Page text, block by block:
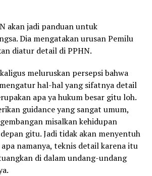
akan jadi panduan untuk
Dia mengatakan urusan Pemilu
diatur detail di PPHN.
meluruskan persepsi bahwa
hal-hal yang sifatnya detail
apa ya hukum besar gitu loh.
guidance yang sangat umum,
misalkan kehidupan
gitu. Jadi tidak akan menyentuh
namanya, teknis detail karena itu
di dalam undang-undang